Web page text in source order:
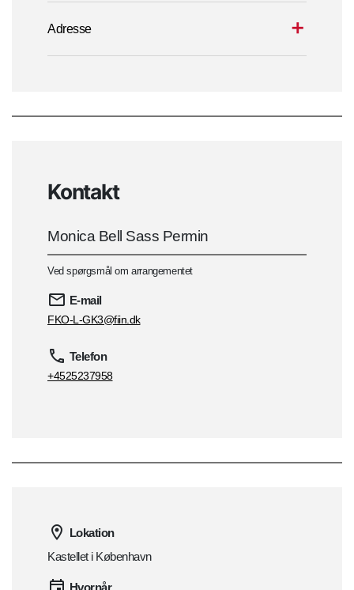
Adresse
Kontakt
Monica Bell Sass Permin
Ved spørgsmål om arrangementet
E-mail
FKO-L-GK3@fiin.dk
Telefon
+4525237958
Lokation
Kastellet i København